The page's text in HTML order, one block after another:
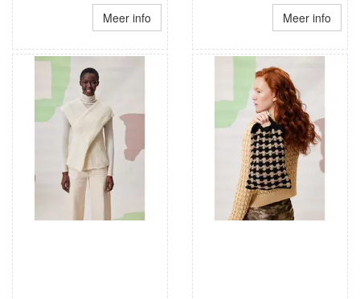
Meer info Meer info